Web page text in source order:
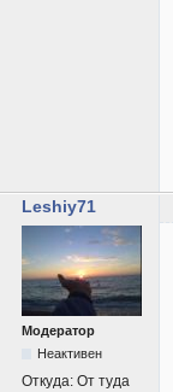
Leshiy71
Модератор
Неактивен
Откуда: От туда